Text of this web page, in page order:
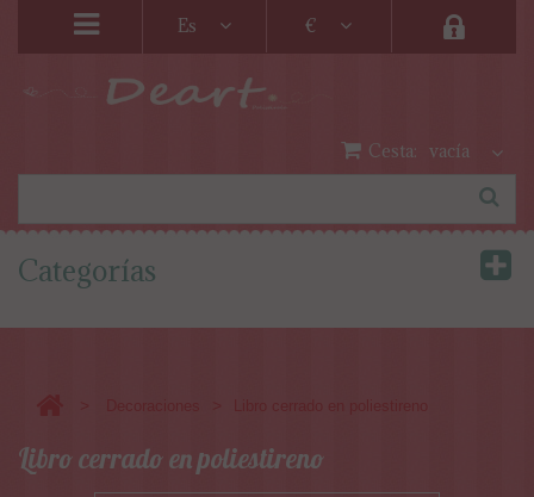
Es €
Cesta: vacía
Categorías
Libro cerrado en poliestireno